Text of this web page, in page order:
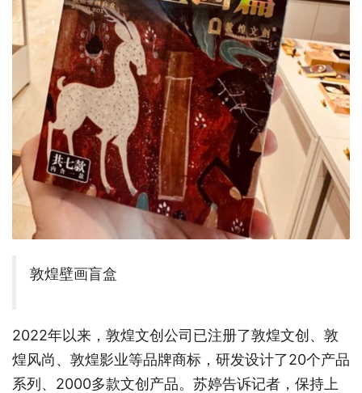
敦煌壁画盲盒
2022年以来，敦煌文创公司已注册了敦煌文创、敦
煌风尚、敦煌影业等品牌商标，研发设计了20个产品
系列、2000多款文创产品。苏婷告诉记者，保持上